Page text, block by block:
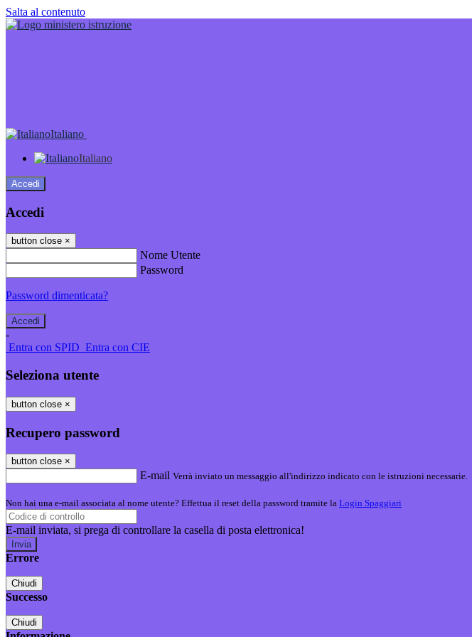
Salta al contenuto
Italiano
Italiano
Accedi
Accedi
button close ×
Nome Utente
Password
Password dimenticata?
-
Entra con SPID Entra con CIE
Seleziona utente
button close ×
Recupero password
button close ×
E-mail Verrà inviato un messaggio all'indirizzo indicato con le istruzioni necessarie.
Non hai una e-mail associata al nome utente? Effettua il reset della password tramite la Login Spaggiari
E-mail inviata, si prega di controllare la casella di posta elettronica!
Errore
Chiudi
Successo
Chiudi